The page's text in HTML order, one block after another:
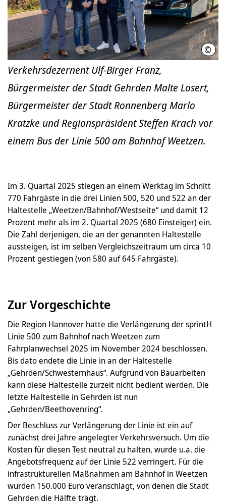
©
Verkehrsdezernent Ulf-Birger Franz,
Bürgermeister der Stadt Gehrden Malte Losert,
Bürgermeister der Stadt Ronnenberg Marlo
Kratzke und Regionspräsident Steffen Krach vor
einem Bus der Linie 500 am Bahnhof Weetzen.
Im 3. Quartal 2025 stiegen an einem Werktag im Schnitt
770 Fahrgäste in die drei Linien 500, 520 und 522 an der
Haltestelle „Weetzen/Bahnhof/Westseite“ und damit 12
Prozent mehr als im 2. Quartal 2025 (680 Einsteiger) ein.
Die Zahl derjenigen, die an der genannten Haltestelle
aussteigen, ist im selben Vergleichszeitraum um circa 10
Prozent gestiegen (von 580 auf 645 Fahrgäste).
Zur Vorgeschichte
Die Region Hannover hatte die Verlängerung der sprintH
Linie 500 zum Bahnhof nach Weetzen zum
Fahrplanwechsel 2025 im November 2024 beschlossen.
Bis dato endete die Linie in an der Haltestelle
„Gehrden/Schwesternhaus“. Aufgrund von Bauarbeiten
kann diese Haltestelle zurzeit nicht bedient werden. Die
letzte Haltestelle in Gehrden ist nun
„Gehrden/Beethovenring“.
Der Beschluss zur Verlängerung der Linie ist ein auf
zunächst drei Jahre angelegter Verkehrsversuch. Um die
Kosten für diesen Test neutral zu halten, wurde u.a. die
Angebotsfrequenz auf der Linie 522 verringert. Für die
infrastrukturellen Maßnahmen am Bahnhof in Weetzen
wurden 150.000 Euro veranschlagt, von denen die Stadt
Gehrden die Hälfte trägt.